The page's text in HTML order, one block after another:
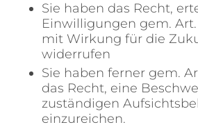
Sie haben das Recht,
Einwilligungen gem. Art.
mit Wirkung für die
widerrufen
Sie haben ferner gem.
das Recht, eine
zuständigen
einzureichen.